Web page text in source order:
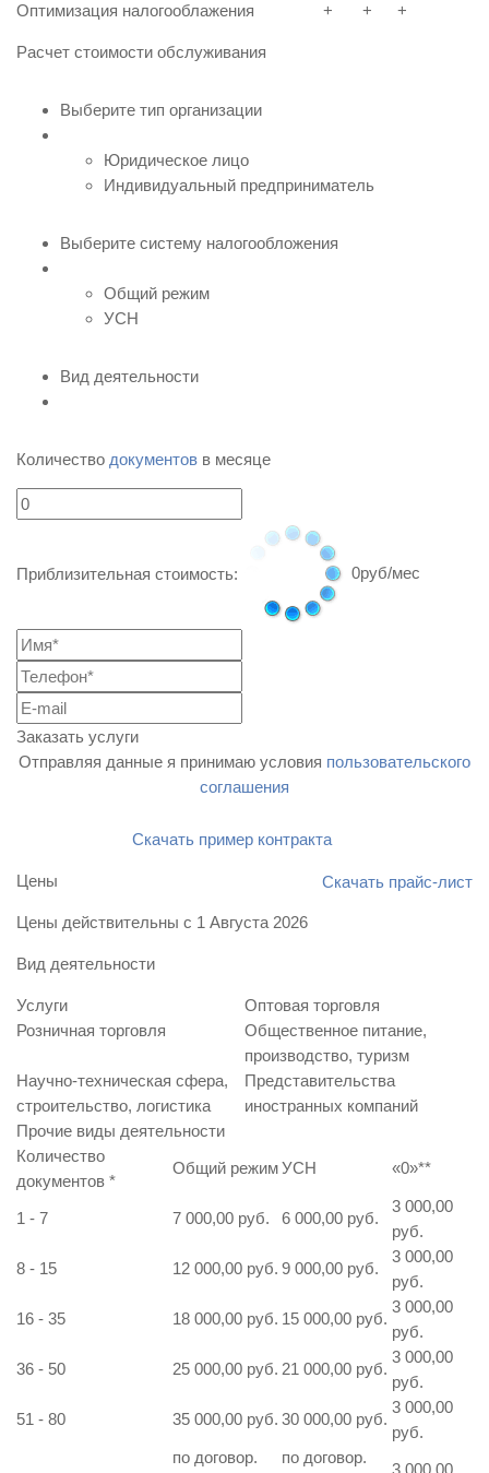
Оптимизация налогооблажения
+ + +
Расчет стоимости обслуживания
Выберите тип организации
Юридическое лицо
Индивидуальный предприниматель
Выберите систему налогообложения
Общий режим
УСН
Вид деятельности
Количество документов в месяце
Приблизительная стоимость: 0руб/мес
Заказать услуги
Отправляя данные я принимаю условия пользовательского
соглашения
Скачать пример контракта
Цены Скачать прайс-лист
Цены действительны с 1 Августа 2026
Вид деятельности
Услуги
Оптовая торговля
Розничная торговля
Общественное питание,
производство, туризм
Научно-техническая сфера,
строительство, логистика
Представительства
иностранных компаний
Прочие виды деятельности
Количество
документов *
Общий режимУСН «0»**
1 - 7 7 000,00 руб. 6 000,00 руб.
3 000,00
руб.
8 - 15
12 000,00 руб. 9 000,00 руб.
3 000,00
руб.
16 - 35
18 000,00 руб. 15 000,00 руб.
3 000,00
руб.
36 - 50
25 000,00 руб. 21 000,00 руб.
3 000,00
руб.
51 - 80
35 000,00 руб. 30 000,00 руб.
3 000,00
руб.
по договор.
по договор.